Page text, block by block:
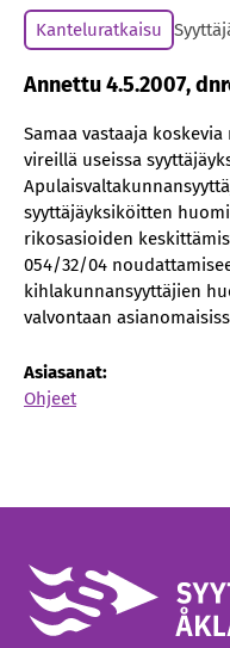
Kanteluratkaisu
Annettu 4.5.2007,
Samaa vastaaja
vireillä useissa
syyttäjäyksiköitten
rikosasioiden
054/32/04
kihlakunnansyyttäjien
valvontaan
Asiasanat:
Ohjeet